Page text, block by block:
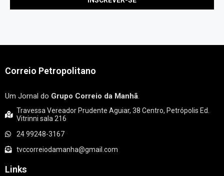
Correio Petropolitano
Um Jornal do Grupo Correio da Manhã.
Travessa Vereador Prudente Aguiar, 38 Centro, Petrópolis Ed.
Vitrinni sala 216
24 99248-3167
tvccorreiodamanha@gmail.com
Links